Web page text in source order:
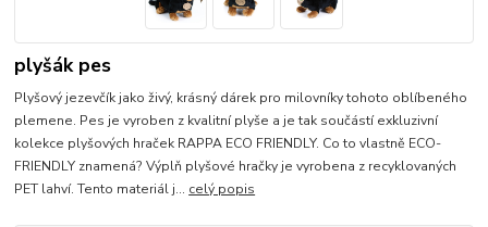
plyšák pes
Plyšový jezevčík jako živý, krásný dárek pro milovníky tohoto oblíbeného
plemene. Pes je vyroben z kvalitní plyše a je tak součástí exkluzivní
kolekce plyšových hraček RAPPA ECO FRIENDLY. Co to vlastně ECO-
FRIENDLY znamená? Výplň plyšové hračky je vyrobena z recyklovaných
PET lahví. Tento materiál j... celý popis